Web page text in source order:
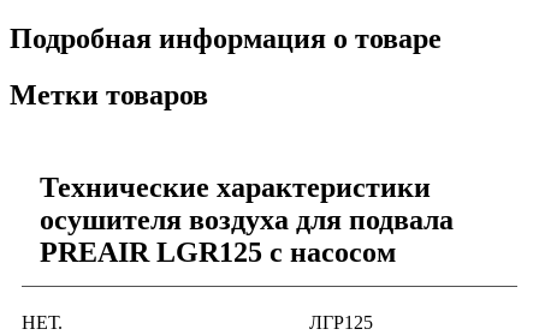
Подробная информация о товаре
Метки товаров
Технические характеристики
осушителя воздуха для подвала
PREAIR LGR125 с насосом
НЕТ.
ЛГР125